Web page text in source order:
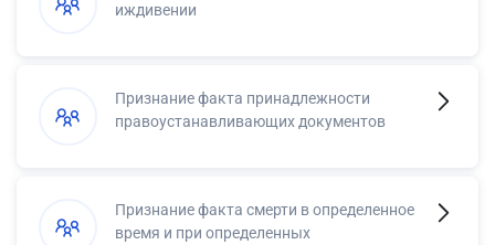
иждивении
Признание факта принадлежности
правоустанавливающих документов
Признание факта смерти в определенное
время и при определенных